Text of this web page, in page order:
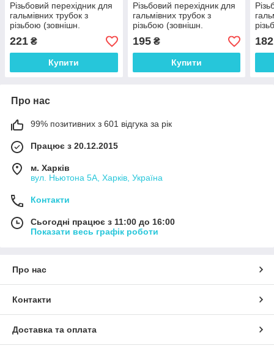
Різьбовий перехідник для
гальмівних трубок з
різьбою (зовнішн.
М12x1.25 мм-зовніш.
М12x1.25 мм.
Оцинкованная сталь) -
Н122-Н122Ч
221 ₴
Купити
Різьбовий перехідник для
гальмівних трубок з
різьбою (зовнішн.
М10x1.25 мм-зовніш.
М12x1.25 мм.
Оцинкованная сталь) -
Н102-Н122Ч
195₴
Купити
182
Про нас
99% позитивних з 601 відгука за рік
Працює з 20.12.2015
м. Харків
вул. Ньютона 5А, Харків, Україна
Контакти
Сьогодні працює з 11:00 до 16:00
Показати весь графік роботи
Про нас
Контакти
Доставка та оплата